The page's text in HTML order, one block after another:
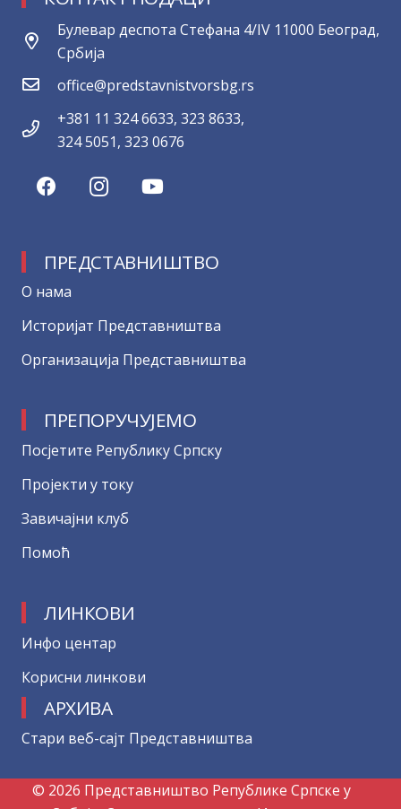
Булевар деспота Стефана 4/IV 11000 Београд,
Србија
office@predstavnistvorsbg.rs
+381 11 324 6633, 323 8633,
324 5051, 323 0676
ПРЕДСТАВНИШТВО
О нама
Историјат Представништва
Организација Представништва
ПРЕПОРУЧУЈЕМО
Посјетите Републику Српску
Пројекти у току
Завичајни клуб
Помоћ
ЛИНКОВИ
Инфо центар
Корисни линкови
АРХИВА
Стари веб-сајт Представништва
© 2026 Представништво Републике Српске у